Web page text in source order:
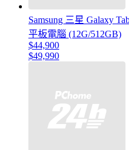
Samsung 三星 Galaxy
平板電腦 (12G/512GB)
$44,900
$49,990